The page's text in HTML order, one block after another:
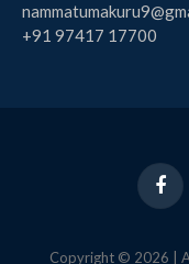
+91 97417 17700
Copyright © 2026 |